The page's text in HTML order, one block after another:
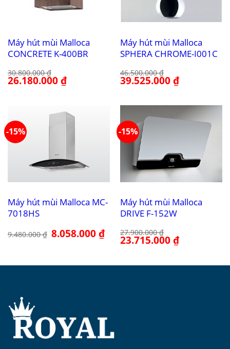
Máy hút mùi Malloca
CONCRETE K-400BR
30.800.000₫
Giá
gốc
26.180.000₫Giá
hiện
Máy hút mùi Malloca
SPHERA CHROME-I001C
46.500.000₫
Giá
gốc
39.525.000₫Giá
hiện
39.525.000 ₫.
-15%
Máy hút mùi Malloca MC-
7018HS
9.480.000₫ Giá
gốc
8.058.000₫Giá
hiện
-15%
Máy hút mùi Malloca
DRIVE F-152W
27.900.000₫
Giá
gốc
23.715.000₫Giá
hiện
23.715.000 ₫.